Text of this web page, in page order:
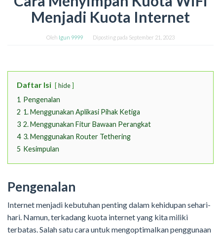
Menjadi Kuota Internet
Oleh Igun 9999 Diposting pada September 21, 2023
Daftar Isi hide
1 Pengenalan
2 1. Menggunakan Aplikasi Pihak Ketiga
3 2. Menggunakan Fitur Bawaan Perangkat
4 3. Menggunakan Router Tethering
5 Kesimpulan
Pengenalan
Internet menjadi kebutuhan penting dalam kehidupan sehari-
hari. Namun, terkadang kuota internet yang kita miliki
terbatas. Salah satu cara untuk mengoptimalkan penggunaan